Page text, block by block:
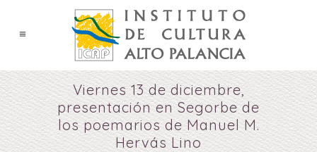
Viernes 13 de diciembre,
presentación en Segorbe de
los poemarios de Manuel M.
Hervás Lino